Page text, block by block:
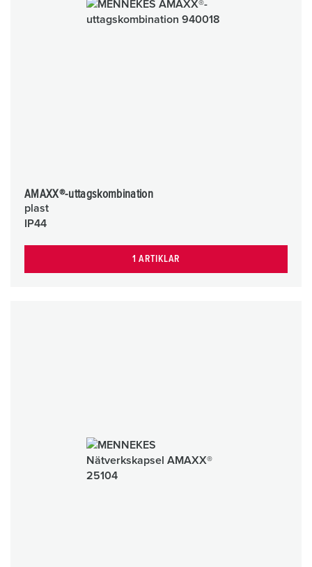
AMAXX®-uttagskombination
plast
IP44
1 ARTIKLAR